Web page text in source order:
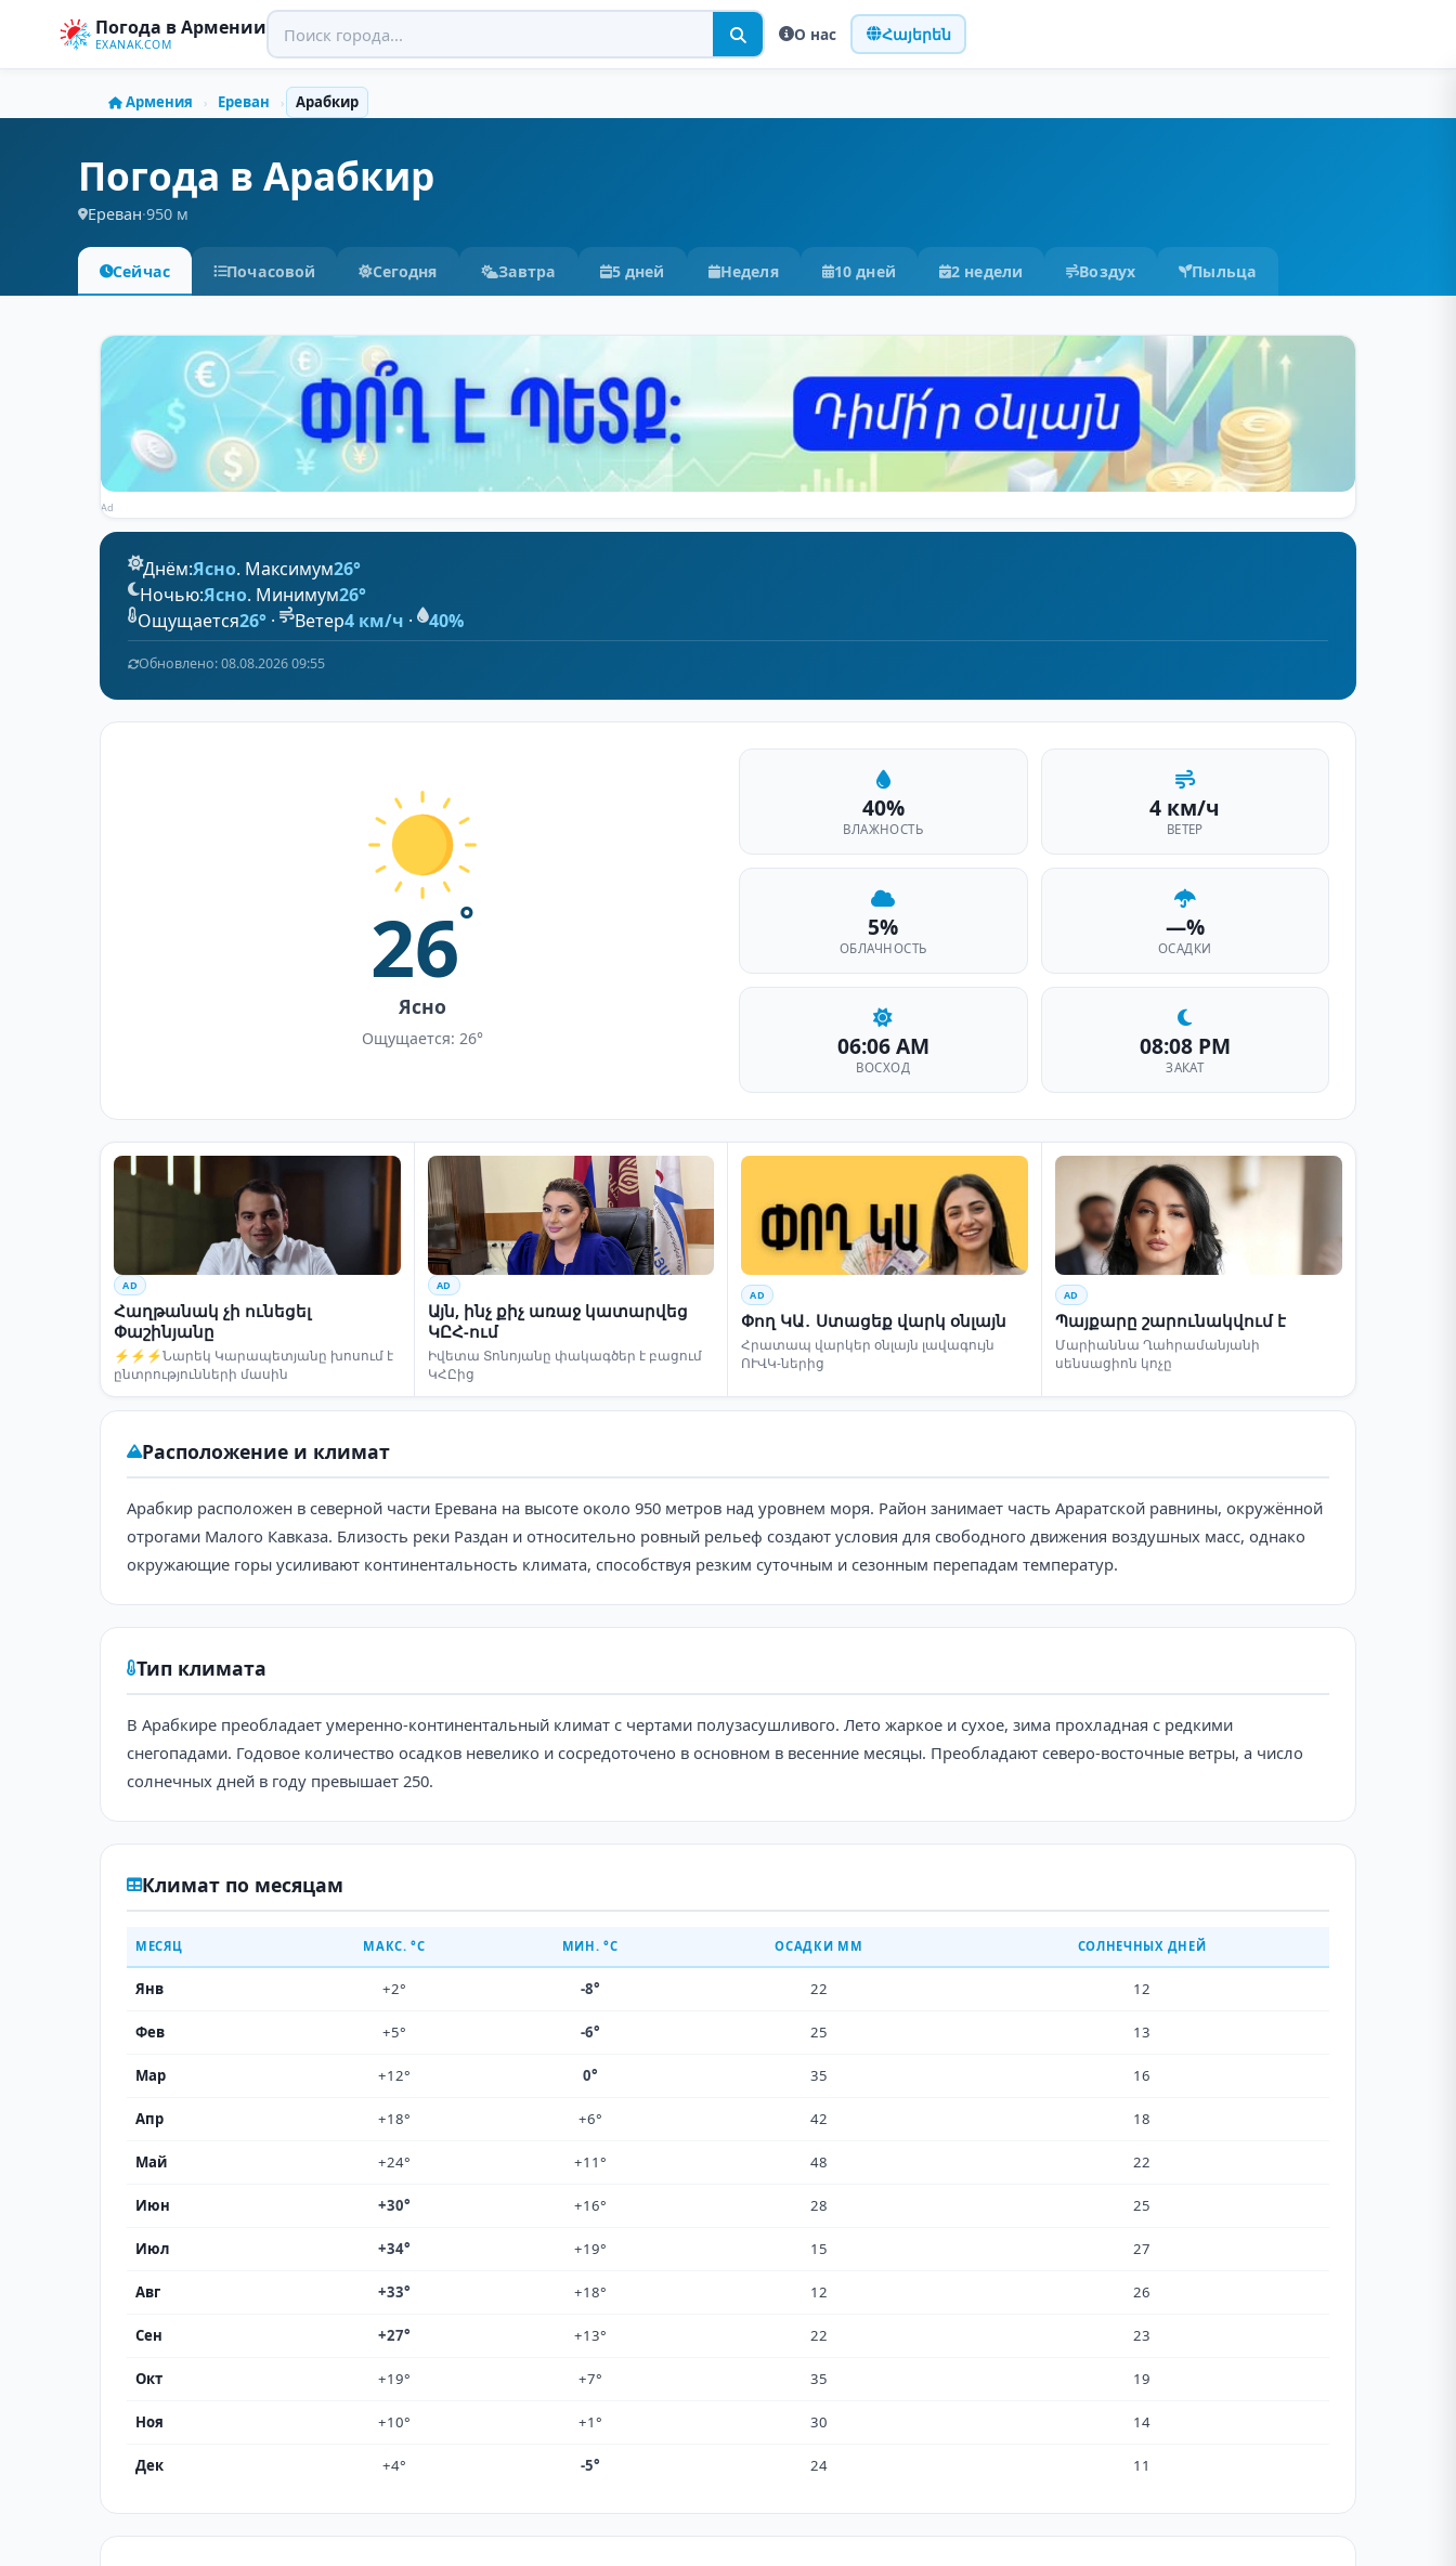
Погода в Армении
EXANAK.COM
О нас Հայերեն
Армения › Ереван › Арабкир
Погода в Арабкир
Ереван·950 м
Сейчас Почасовой Сегодня Завтра 5 дней Неделя 10 дней 2 недели Воздух Пыльца
Ad
Днём:Ясно. Максимум26°
Ночью:Ясно. Минимум26°
Ощущается26° · Ветер4 км/ч · 40%
Обновлено: 08.08.2026 09:55
26°
Ясно
Ощущается: 26°
40%
ВЛАЖНОСТЬ
4 км/ч
ВЕТЕР
5%
ОБЛАЧНОСТЬ
—%
ОСАДКИ
06:06 AM
ВОСХОД
08:08 PM
ЗАКАТ
AD
Հաղթանակ չի ունեցել
Փաշինյանը
⚡⚡⚡Նարեկ Կարապետյանը խոսում է
ընտրությունների մասին
AD
Այն, ինչ քիչ առաջ կատարվեց
ԿԸՀ-ում
Իվետա Տոնոյանը փակագծեր է բացում
ԿՀԸից
AD
Փող ԿԱ․ Ստացեք վարկ օնլայն
Հրատապ վարկեր օնլայն լավագույն
ՈՒՎԿ-ներից
AD
Պայքարը շարունակվում է
Մարիաննա Ղահրամանյանի
սենսացիոն կոչը
Расположение и климат
Арабкир расположен в северной части Еревана на высоте около 950 метров над уровнем моря. Район занимает часть Араратской равнины, окружённой
отрогами Малого Кавказа. Близость реки Раздан и относительно ровный рельеф создают условия для свободного движения воздушных масс, однако
окружающие горы усиливают континентальность климата, способствуя резким суточным и сезонным перепадам температур.
Тип климата
В Арабкире преобладает умеренно-континентальный климат с чертами полузасушливого. Лето жаркое и сухое, зима прохладная с редкими
снегопадами. Годовое количество осадков невелико и сосредоточено в основном в весенние месяцы. Преобладают северо-восточные ветры, а число
солнечных дней в году превышает 250.
Климат по месяцам
МЕСЯЦ МАКС. °C МИН. °C ОСАДКИ ММ СОЛНЕЧНЫХ ДНЕЙ
Янв +2° -8° 22 12
Фев +5° -6° 25 13
Мар +12° 0° 35 16
Апр +18° +6° 42 18
Май +24° +11° 48 22
Июн +30° +16° 28 25
Июл +34° +19° 15 27
Авг +33° +18° 12 26
Сен +27° +13° 22 23
Окт +19° +7° 35 19
Ноя +10° +1° 30 14
Дек +4° -5° 24 11